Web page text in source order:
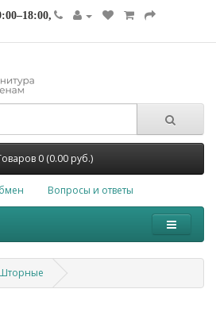
0 (0.00 руб.)
Вопросы и ответы